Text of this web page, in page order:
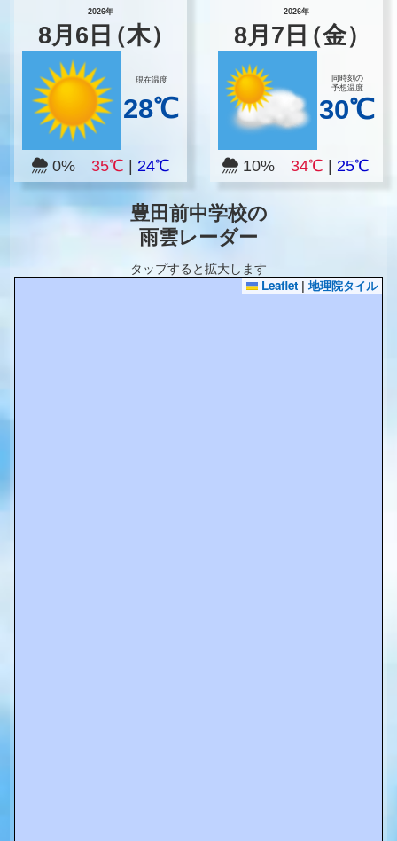
2026年
8月 6 日（木）
現在温度
28℃
0% 35℃ 24℃
2026年
8月 7 日（金）
同時刻の
予想温度
30℃
10%34℃ |25℃
豊田前中学校の
雨雲レーダー
タップすると拡大します
Leaflet | 地理院タイル